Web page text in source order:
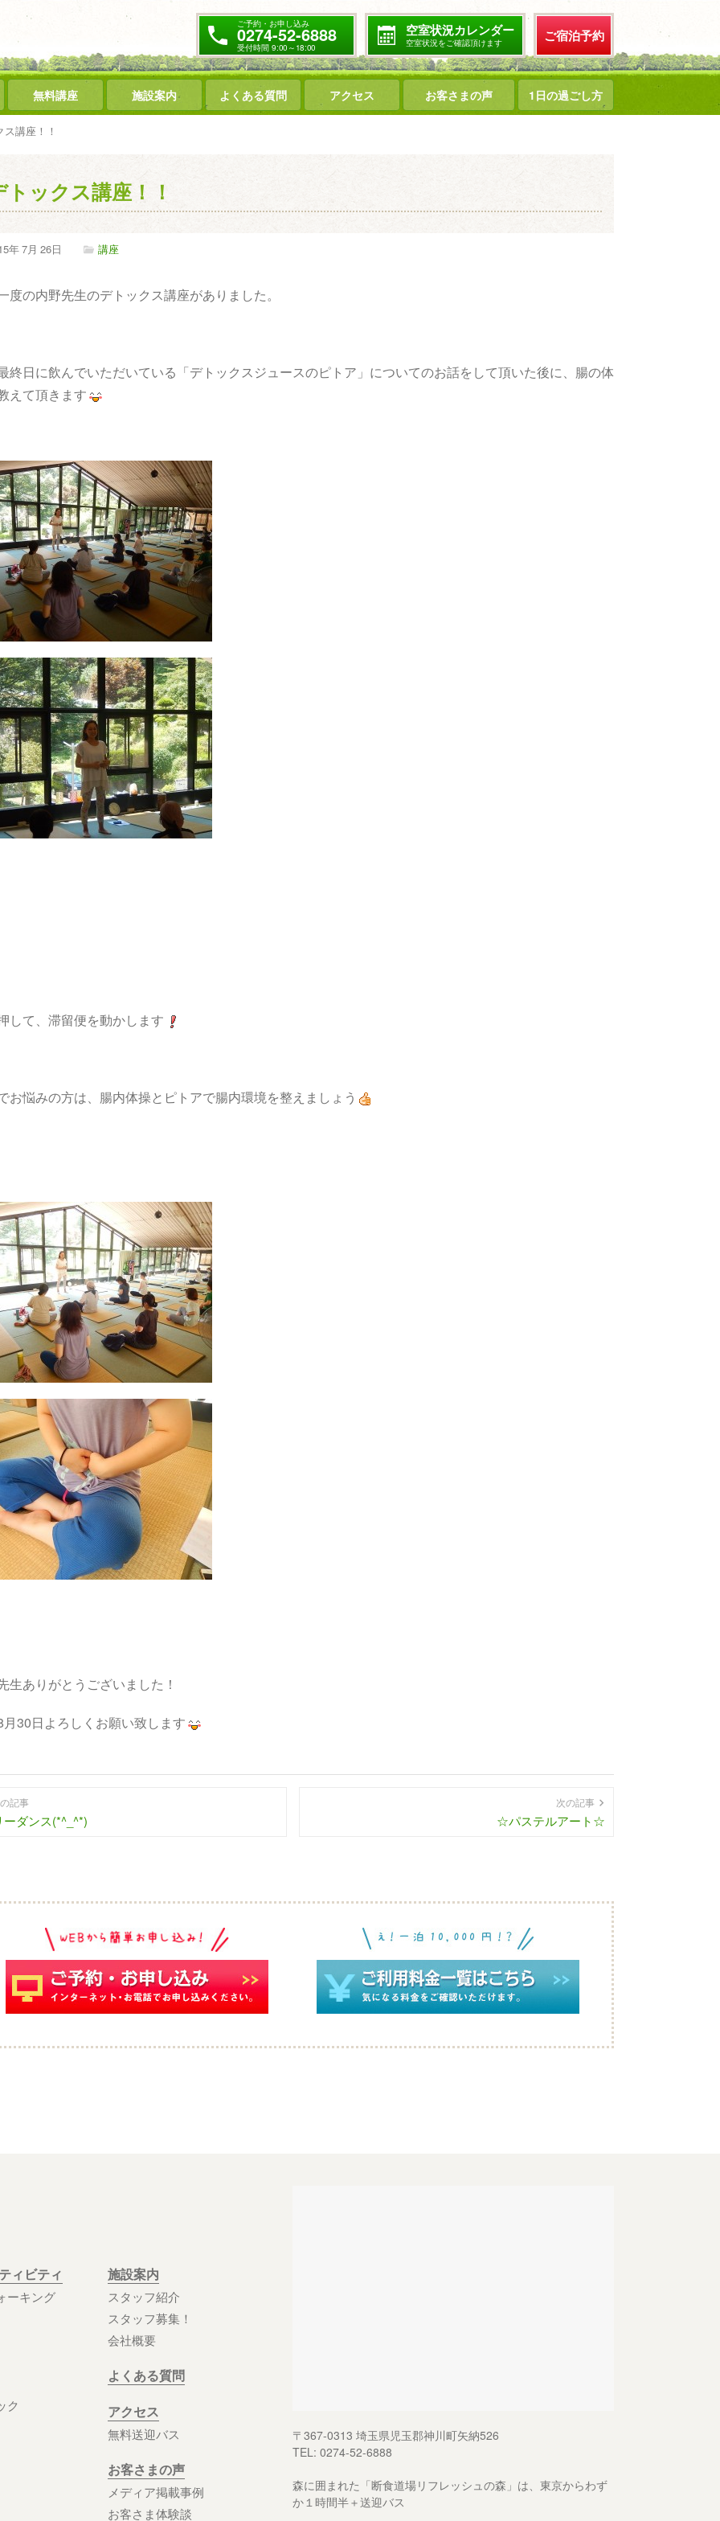
ご予約・お申し込み
0274-52-6888
受付時間 9:00～18:00
空室状況カレンダー
空室状況をご確認頂けます ご宿泊予約
無料講座 施設案内 よくある質問 アクセス お客さまの声 1日の過ごし方
講座！！
トックス講座！！
年7月 26日 講座
度の内野先生のデトックス講座がありました。
終日に飲んでいただいている「デトックスジュースのピトア」についてのお話をして頂いた後に、腸の体
えて頂きます
して、滞留便を動かします
お悩みの方は、腸内体操とピトアで腸内環境を整えましょう
生ありがとうございました！
月30日よろしくお願い致します
記事
ーダンス(*^_^*)
次の記事
☆パステルアート☆
ィビティ
ーキング
ク
施設案内
スタッフ紹介
スタッフ募集！
会社概要
よくある質問
アクセス
無料送迎バス
お客さまの声
メディア掲載事例
お客さま体験談
〒367-0313 埼玉県児玉郡神川町矢納526
TEL: 0274-52-6888
森に囲まれた「断食道場リフレッシュの森」は、東京からわず
か１時間半＋送迎バス